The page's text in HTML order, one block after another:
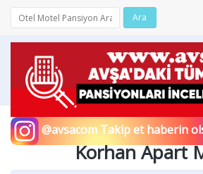
Ara
@avsacom Takip et haberin
Korhan Apart